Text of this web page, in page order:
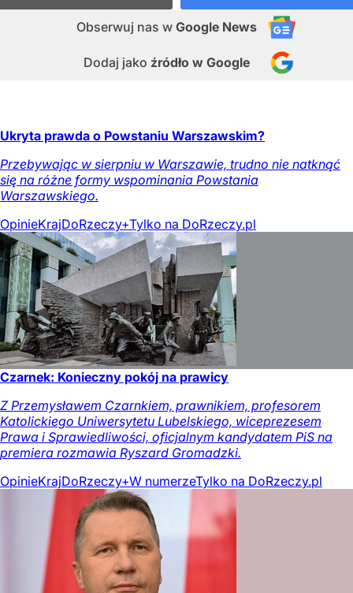
Obserwuj nas w Google News
Dodaj jako źródło w Google
Ukryta prawda o Powstaniu Warszawskim?
Przebywając w sierpniu w Warszawie, trudno nie natknąć
się na różne formy wspominania Powstania
Warszawskiego.
OpinieKrajDoRzeczy+Tylko na DoRzeczy.pl
Czarnek: Konieczny pokój na prawicy
Z Przemysławem Czarnkiem, prawnikiem, profesorem
Katolickiego Uniwersytetu Lubelskiego, wiceprezesem
Prawa i Sprawiedliwości, oficjalnym kandydatem PiS na
premiera rozmawia Ryszard Gromadzki.
OpinieKrajDoRzeczy+W numerzeTylko na DoRzeczy.pl